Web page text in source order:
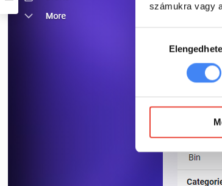
számukra vagy
kiválasztása